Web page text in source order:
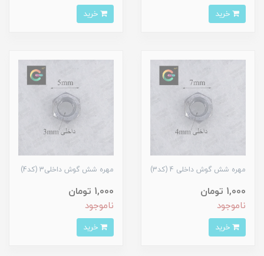
مهره شش گوش داخلی 4 (کد3)
1,000 تومان
ناموجود
مهره شش گوش داخلی3 (کد4)
1,000 تومان
ناموجود